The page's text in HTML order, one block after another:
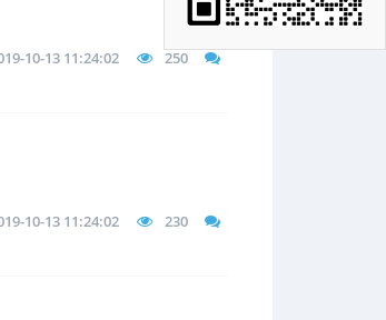
10-13 11:24:02 250
10-13 11:24:02 230